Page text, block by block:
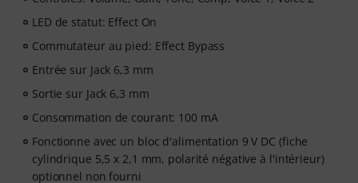
LED de statut: Effect On
Commutateur au pied: Effect Bypass
Entrée sur Jack 6,3 mm
Sortie sur Jack 6,3 mm
Consommation de courant: 100 mA
Fonctionne avec un bloc d'alimentation 9 V DC (fiche
cylindrique 5,5 x 2,1 mm, polarité négative à l'intérieur)
optionnel non fourni